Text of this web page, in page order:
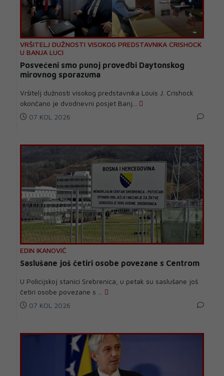
VRŠITELJ DUŽNOSTI VISOKOG PREDSTAVNIKA CRISHOCK
U BANJA LUCI
Posvećeni smo punoj provedbi Daytonskog
mirovnog sporazuma
Vršitelj dužnosti visokog predstavnika Louis J. Crishock
okončano je dvodnevni posjet Banj...
07 KOL 2026
EDIN IKANOVIĆ
Saslušane još četiri osobe povezane s Centrom
U Policijskoj stanici Srebrenica, u petak su saslušane još
četiri osobe povezane s ...
07 KOL 2026